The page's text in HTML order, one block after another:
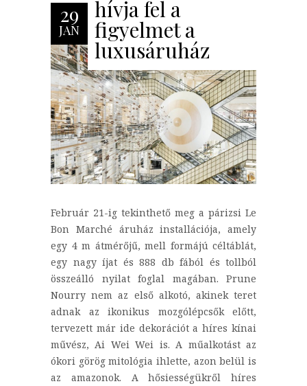
29
JAN
hívja fel a
figyelmet a
luxusáruház
Február 21-ig tekinthető meg a párizsi Le
Bon Marché áruház installációja, amely
egy 4 m átmérőjű, mell formájú céltáblát,
egy nagy íjat és 888 db fából és tollból
összeálló nyilat foglal magában. Prune
Nourry nem az első alkotó, akinek teret
adnak az ikonikus mozgólépcsők előtt,
tervezett már ide dekorációt a híres kínai
művész, Ai Wei Wei is. A műalkotást az
ókori görög mitológia ihlette, azon belül is
az amazonok. A hősiességükről híres